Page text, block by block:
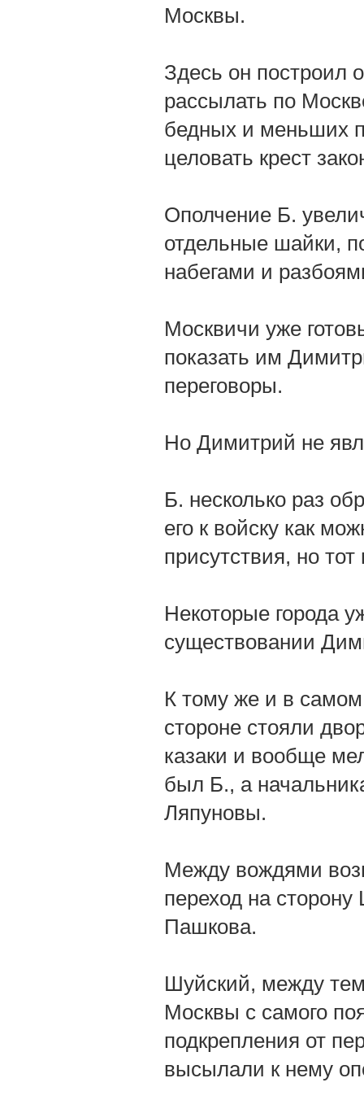
Москвы.
Здесь он построил
рассылать по
бедных и меньших
целовать крест
Ополчение Б.
отдельные шайки,
набегами и
Москвичи уже
показать им
переговоры.
Но Димитрий не
Б. несколько раз
его к войску как
присутствия, но
Некоторые города
существовании
К тому же и в
стороне стояли
казаки и вообще
был Б., а
Ляпуновы.
Между вождями
переход на
Пашкова.
Шуйский, между
Москвы с самого
подкрепления от
высылали к нему